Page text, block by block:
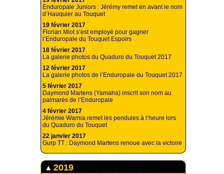
Enduropale Juniors : Jérémy remet en avant le nom
d’Hauquier au Touquet
19 février 2017
Florian Miot s’est employé pour gagner
l’Enduropale du Touquet Espoirs
18 février 2017
La galerie photos du Quaduro du Touquet 2017
12 février 2017
La galerie photos de l’Enduropale du Touquet 2017
5 février 2017
Daymond Martens (Yamaha) inscrit son nom au
palmarès de l’Enduropale
4 février 2017
Jérémie Warnia remet les pendules à l’heure lors
du Quaduro du Touquet
22 janvier 2017
Gurp TT : Daymond Martens renoue avec la victoire
2019